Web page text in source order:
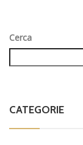
Cerca
CATEGORIE